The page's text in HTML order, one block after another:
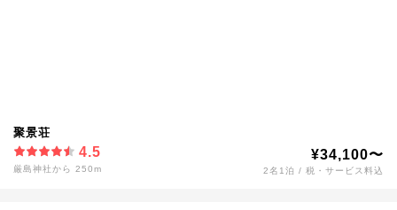
聚景荘
4.5
厳島神社から 250m
¥34,100〜
2名1泊 / 税・サービス料込